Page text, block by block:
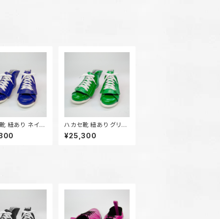
紐あり ネイビ
ハカセ靴 紐あり グリー
ン
¥25,300